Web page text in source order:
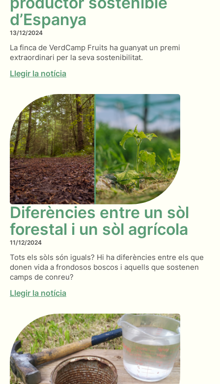
d’Espanya
13/12/2024
La finca de VerdCamp Fruits ha guanyat un premi
extraordinari per la seva sostenibilitat.
Llegir la notícia
Diferències entre un sòl
forestal i un sòl agrícola
11/12/2024
Tots els sòls són iguals? Hi ha diferències entre els que
donen vida a frondosos boscos i aquells que sostenen
camps de conreu?
Llegir la notícia